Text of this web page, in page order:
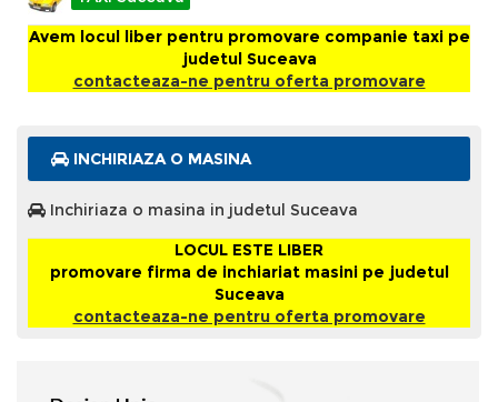
Avem locul liber pentru promovare companie taxi pe
judetul Suceava
contacteaza-ne pentru oferta promovare
INCHIRIAZA O MASINA
Inchiriaza o masina in judetul Suceava
LOCUL ESTE LIBER
promovare firma de inchiariat masini pe judetul
Suceava
contacteaza-ne pentru oferta promovare